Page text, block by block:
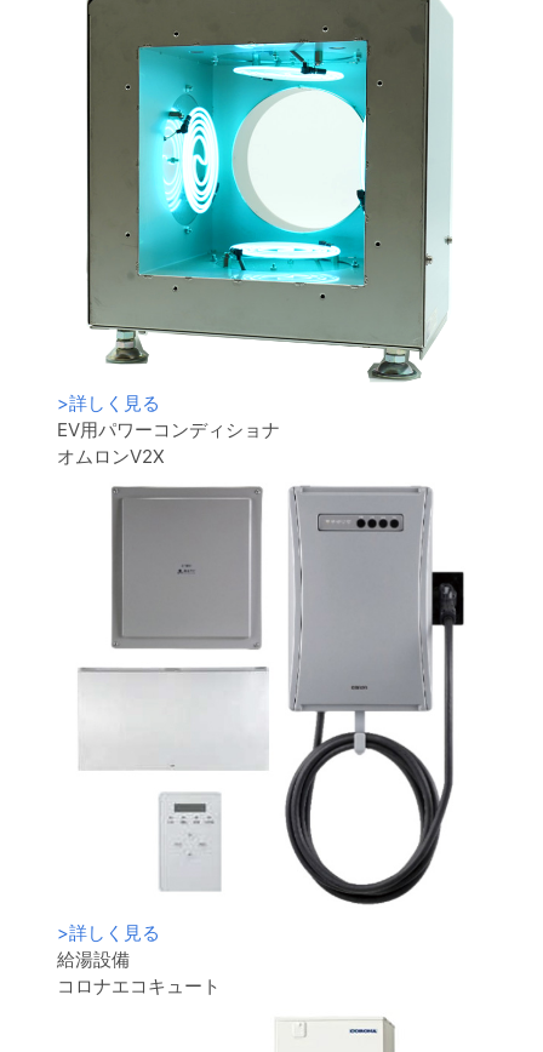
>詳しく見る
EV用パワーコンディショナ
オムロンV2X
>詳しく見る
給湯設備
コロナエコキュート